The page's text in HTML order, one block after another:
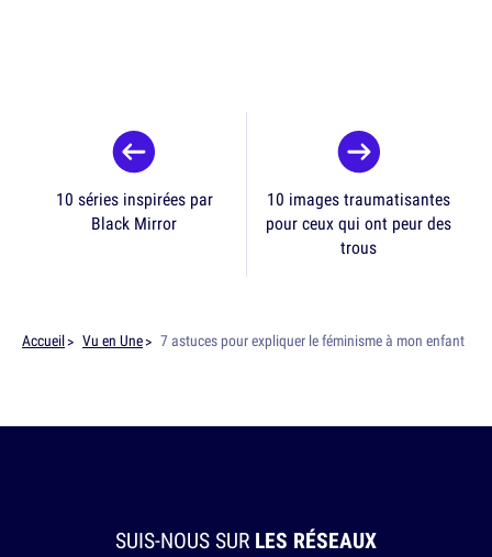
10 séries inspirées par
Black Mirror
10 images traumatisantes
pour ceux qui ont peur des
trous
Accueil Vu en Une 7 astuces pour expliquer le féminisme à mon enfant
SUIS-NOUS SUR LES RÉSEAUX